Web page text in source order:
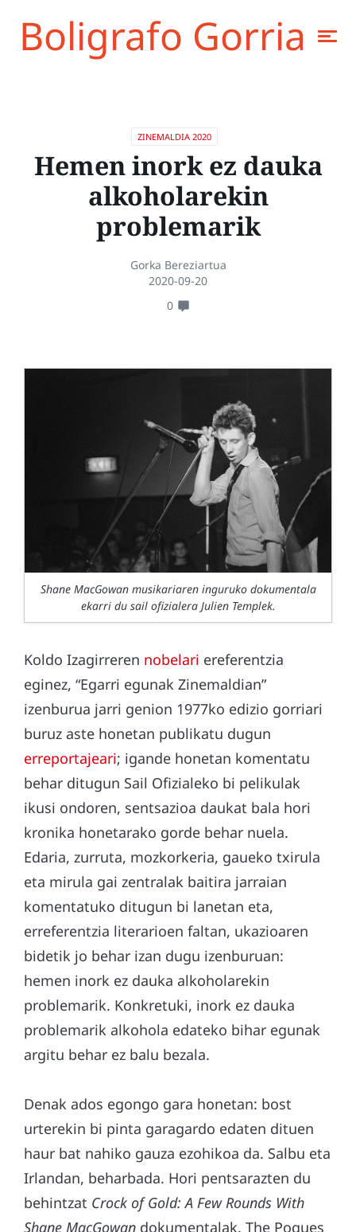
Boligrafo Gorria
ZINEMALDIA 2020
Hemen inork ez dauka
alkoholarekin
problemarik
Gorka Bereziartua
2020-09-20
0
Shane MacGowan musikariaren inguruko dokumentala
ekarri du sail ofizialera Julien Templek.
Koldo Izagirreren nobelari ereferentzia
eginez, “Egarri egunak Zinemaldian”
izenburua jarri genion 1977ko edizio gorriari
buruz aste honetan publikatu dugun
erreportajeari; igande honetan komentatu
behar ditugun Sail Ofizialeko bi pelikulak
ikusi ondoren, sentsazioa daukat bala hori
kronika honetarako gorde behar nuela.
Edaria, zurruta, mozkorkeria, gaueko txirula
eta mirula gai zentralak baitira jarraian
komentatuko ditugun bi lanetan eta,
erreferentzia literarioen faltan, ukazioaren
bidetik jo behar izan dugu izenburuan:
hemen inork ez dauka alkoholarekin
problemarik. Konkretuki, inork ez dauka
problemarik alkohola edateko bihar egunak
argitu behar ez balu bezala.
Denak ados egongo gara honetan: bost
urterekin bi pinta garagardo edaten dituen
haur bat nahiko gauza ezohikoa da. Salbu eta
Irlandan, beharbada. Hori pentsarazten du
behintzat Crock of Gold: A Few Rounds With
Shane MacGowan dokumentalak. The Pogues